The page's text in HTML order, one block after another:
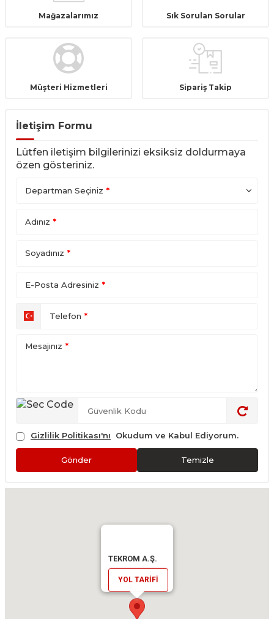
Mağazalarımız Sık Sorulan Sorular
Müşteri Hizmetleri Sipariş Takip
İletişim Formu
Lütfen iletişim bilgilerinizi eksiksiz doldurmaya
özen gösteriniz.
Departman Seçiniz *
Adınız *
Soyadınız *
E-Posta Adresiniz *
Telefon *
Mesajınız *
Gizlilik Politikası'nı Okudum ve Kabul Ediyorum.
Gönder Temizle
TEKROM A.Ş.
YOL TARIFI